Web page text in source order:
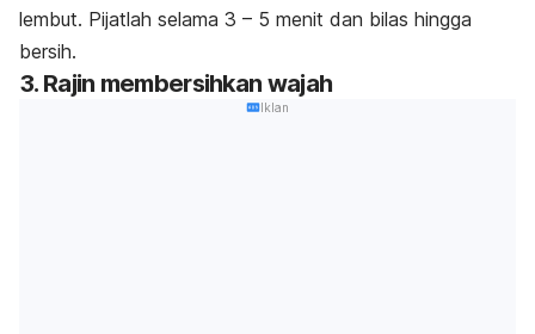
lembut. Pijatlah selama 3 – 5 menit dan bilas hingga
bersih.
3. Rajin membersihkan wajah
Iklan